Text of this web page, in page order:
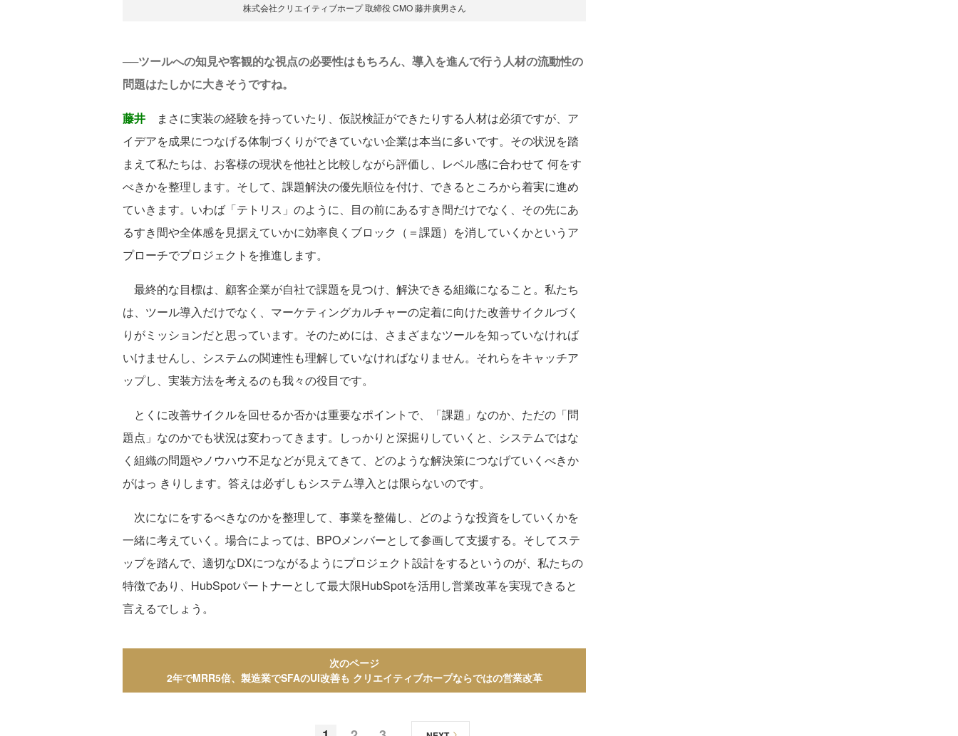
株式会社クリエイティブホープ 取締役 CMO 藤井廣男さん
──ツールへの知見や客観的な視点の必要性はもちろん、導入を進んで行う人材の流動性の
問題はたしかに大きそうですね。
藤井 まさに実装の経験を持っていたり、仮説検証ができたりする人材は必須ですが、ア
イデアを成果につなげる体制づくりができていない企業は本当に多いです。その状況を踏
まえて私たちは、お客様の現状を他社と比較しながら評価し、レベル感に合わせて 何をす
べきかを整理します。そして、課題解決の優先順位を付け、できるところから着実に進め
ていきます。いわば「テトリス」のように、目の前にあるすき間だけでなく、その先にあ
るすき間や全体感を見据えていかに効率良くブロック（＝課題）を消していくかというア
プローチでプロジェクトを推進します。
最終的な目標は、顧客企業が自社で課題を見つけ、解決できる組織になること。私たち
は、ツール導入だけでなく、マーケティングカルチャーの定着に向けた改善サイクルづく
りがミッションだと思っています。そのためには、さまざまなツールを知っていなければ
いけませんし、システムの関連性も理解していなければなりません。それらをキャッチア
ップし、実装方法を考えるのも我々の役目です。
とくに改善サイクルを回せるか否かは重要なポイントで、「課題」なのか、ただの「問
題点」なのかでも状況は変わってきます。しっかりと深掘りしていくと、システムではな
く組織の問題やノウハウ不足などが見えてきて、どのような解決策につなげていくべきか
がはっ きりします。答えは必ずしもシステム導入とは限らないのです。
次になにをするべきなのかを整理して、事業を整備し、どのような投資をしていくかを
一緒に考えていく。場合によっては、BPOメンバーとして参画して支援する。そしてステ
ップを踏んで、適切なDXにつながるようにプロジェクト設計をするというのが、私たちの
特徴であり、HubSpotパートナーとして最大限HubSpotを活用し営業改革を実現できると
言えるでしょう。
次のページ
2年でMRR5倍、製造業でSFAのUI改善も クリエイティブホープならではの営業改革